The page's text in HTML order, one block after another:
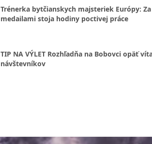
Trénerka bytčianskych majsteriek Európy: Za
medailami stoja hodiny poctivej práce
TIP NA VÝLET Rozhľadňa na Bobovci opäť
návštevníkov